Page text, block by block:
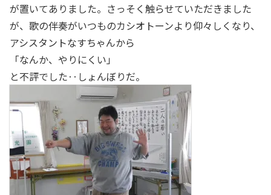
が置いてありました。さっそく触らせていただきました
が、歌の伴奏がいつものカシオトーンより仰々しくなり、
アシスタントなすちゃんから
「なんか、やりにくい」
と不評でした‥しょんぼりだ。